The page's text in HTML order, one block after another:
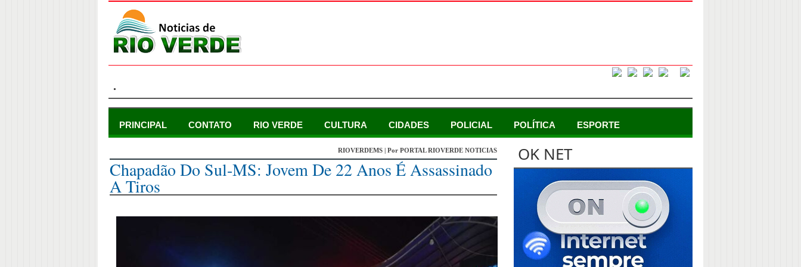
.
PRINCIPAL CONTATO RIO VERDE CULTURA CIDADES POLICIAL POLÍTICA ESPORTE
RIOVERDEMS | Por PORTAL RIOVERDE NOTICIAS
Chapadão Do Sul-MS: Jovem De 22 Anos É Assassinado
A Tiros
OK NET